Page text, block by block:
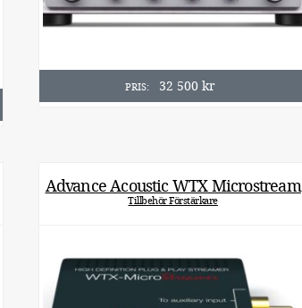
PRIS: 32 500 kr
Advance Acoustic WTX Microstream
Tillbehör Förstärkare